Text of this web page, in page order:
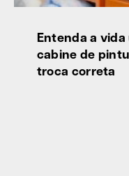
Entenda a
cabine de
troca correta